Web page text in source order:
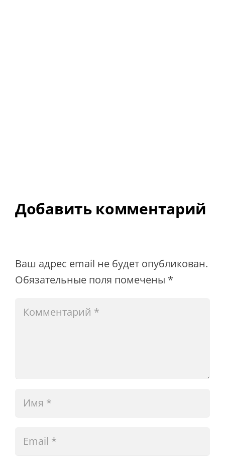
Добавить комментарий
Ваш адрес email не будет опубликован.
Обязательные поля помечены *